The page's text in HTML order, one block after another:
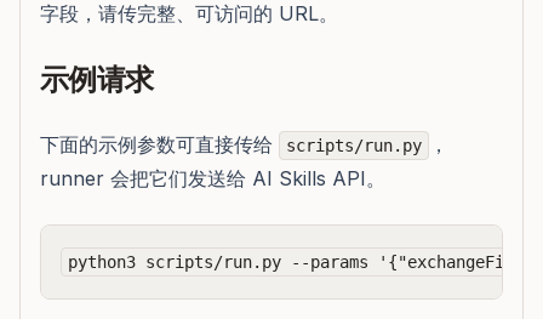
字段，请传完整、可访问的 URL。
示例请求
下面的示例参数可直接传给 scripts/run.py
，
runner 会把它们发送给 AI Skills API。